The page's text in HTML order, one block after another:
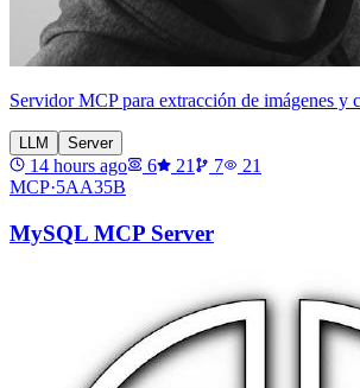
Servidor MCP para extracción de imágenes y
LLM Server
14 hours ago 6 21 7
21
MCP·5AA35B
MySQL MCP Server